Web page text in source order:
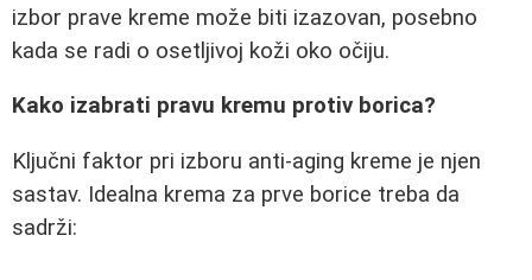
izbor prave kreme može biti izazovan, posebno
kada se radi o osetljivoj koži oko očiju.
Kako izabrati pravu kremu protiv borica?
Ključni faktor pri izboru anti-aging kreme je njen
sastav. Idealna krema za prve borice treba da
sadrži: